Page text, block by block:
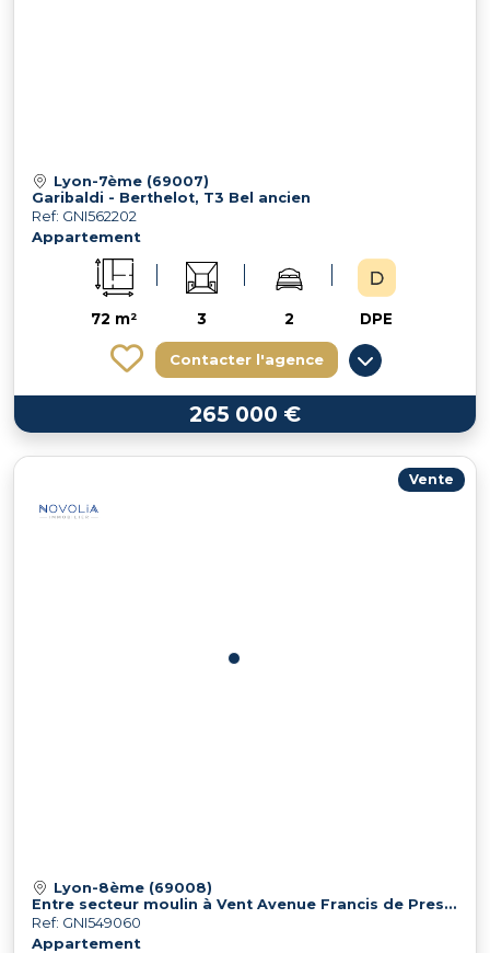
Lyon-7ème (69007)
Garibaldi - Berthelot, T3 Bel ancien
Ref: GNI562202
Appartement
72 m² 3 2 DPE
Contacter l'agence
265 000 €
Vente
Lyon-8ème (69008)
Entre secteur moulin à Vent Avenue Francis de Pressensé et bd Et
Ref: GNI549060
Appartement